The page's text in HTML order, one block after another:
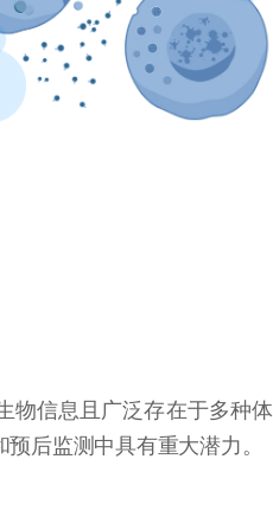
物信息且广泛存在于多种体
后监测中具有重大潜力。